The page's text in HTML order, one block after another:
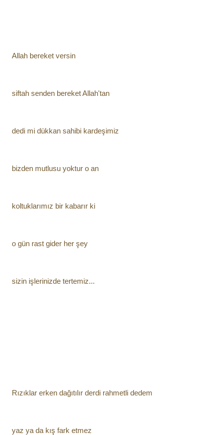
Allah bereket versin
siftah senden bereket Allah'tan
dedi mi dükkan sahibi kardeşimiz
bizden mutlusu yoktur o an
koltuklarımız bir kabarır ki
o gün rast gider her şey
sizin işlerinizde tertemiz...
Rızıklar erken dağıtılır derdi rahmetli dedem
yaz ya da kış fark etmez